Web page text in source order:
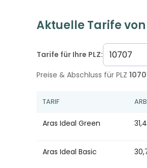
Aktuelle Tarife
Tarife für Ihre PLZ:
Preise & Abschluss für PLZ
TARIF
Aras Ideal Green
Aras Ideal Basic